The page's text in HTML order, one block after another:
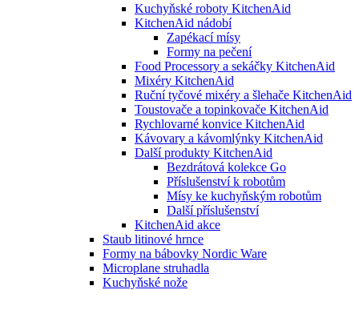
Kuchyňské roboty KitchenAid
KitchenAid nádobí
Zapékací mísy
Formy na pečení
Food Processory a sekáčky KitchenAid
Mixéry KitchenAid
Ruční tyčové mixéry a šlehače KitchenAid
Toustovače a topinkovače KitchenAid
Rychlovarné konvice KitchenAid
Kávovary a kávomlýnky KitchenAid
Další produkty KitchenAid
Bezdrátová kolekce Go
Příslušenství k robotům
Mísy ke kuchyňským robotům
Další příslušenství
KitchenAid akce
Staub litinové hrnce
Formy na bábovky Nordic Ware
Microplane struhadla
Kuchyňské nože